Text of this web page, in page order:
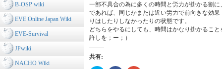
B-OSP wiki
EVE Online Japan Wiki
EVE-Survival
JPwiki
NACHO Wiki
一部不具合の為に多くの時間と労力が掛かる割
であれば、同じかまたは近い労力で前向きな効
りはしたりしなかったりの状態です。
どちらをやるにしても、時間はかなり掛かるこ
許しを；ー；）
共有: